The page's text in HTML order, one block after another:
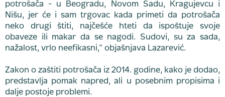
potrošača - u Beogradu, Novom Sadu, Kragujevcu i
Nišu, jer će i sam trgovac kada primeti da potrošača
neko drugi štiti, najčešće hteti da ispoštuje svoje
obaveze ili makar da se nagodi. Sudovi, su za sada,
nažalost, vrlo neefikasni," objašnjava Lazarević.
Zakon o zaštiti potrošača iz 2014. godine, kako je dodao,
predstavlja pomak napred, ali u posebnim propisima i
dalje postoje problemi.